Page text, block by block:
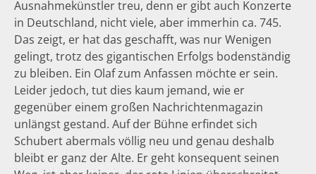
Ausnahmekünstler treu, denn er gibt auch Konzerte
in Deutschland, nicht viele, aber immerhin ca. 745.
Das zeigt, er hat das geschafft, was nur Wenigen
gelingt, trotz des gigantischen Erfolgs bodenständig
zu bleiben. Ein Olaf zum Anfassen möchte er sein.
Leider jedoch, tut dies kaum jemand, wie er
gegenüber einem großen Nachrichtenmagazin
unlängst gestand. Auf der Bühne erfindet sich
Schubert abermals völlig neu und genau deshalb
bleibt er ganz der Alte. Er geht konsequent seinen